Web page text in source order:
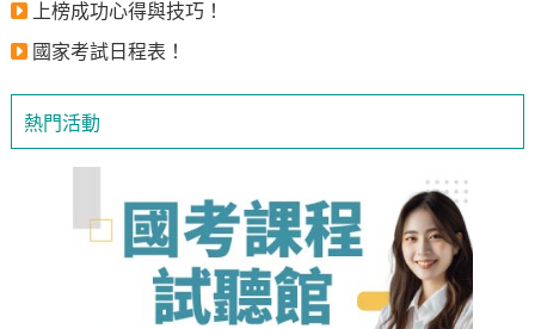
上榜成功心得與技巧！
國家考試日程表！
熱門活動